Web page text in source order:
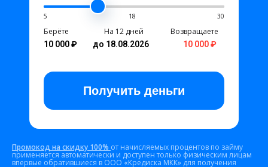
5 18 30
Берёте
10 000 ₽
На 12 дней
до 18.08.2026
Возвращаете
10 000 ₽
Получить деньги
Промокод на скидку 100% от начисляемых процентов по займу
применяется автоматически и доступен только физическим лицам
впервые обратившиеся в ООО «Кредиска МКК» для получения